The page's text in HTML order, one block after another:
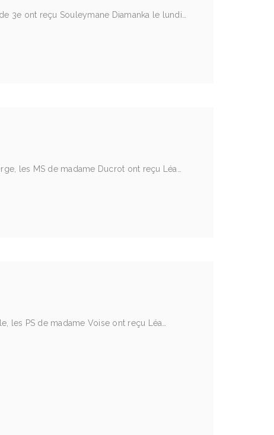
3e ont reçu Souleymane Diamanka le lundi…
les MS de madame Ducrot ont reçu Léa…
les PS de madame Voise ont reçu Léa…